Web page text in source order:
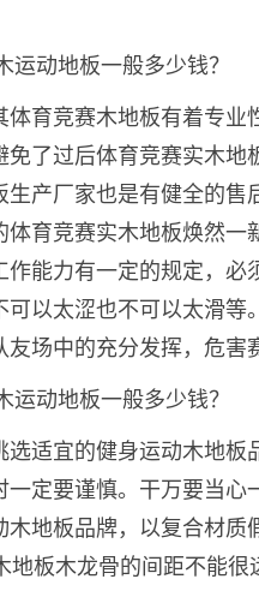
育竞赛木地板有着专业
了过后体育竞赛实木地
产厂家也是有健全的售
育竞赛实木地板焕然一
能力有一定的规定，必
以太涩也不可以太滑等
场中的充分发挥，危害
适宜的健身运动木地板
定要谨慎。干万要当心
地板品牌，以复合材质
板木龙骨的间距不能